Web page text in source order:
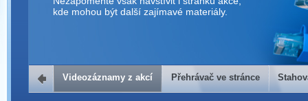
kde mohou být další zajímavé materiály.
Přehrávač ve stránce
Videozáznamy z akcí Přehrávač ve stránce